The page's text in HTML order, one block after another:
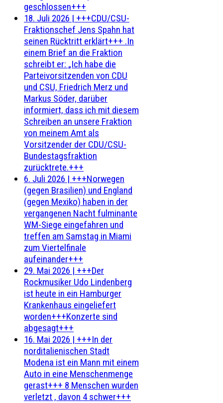
geschlossen+++
18. Juli 2026 | +++CDU/CSU-
Fraktionschef Jens Spahn hat
seinen Rücktritt erklärt+++ .In
einem Brief an die Fraktion
schreibt er: „Ich habe die
Parteivorsitzenden von CDU
und CSU, Friedrich Merz und
Markus Söder, darüber
informiert, dass ich mit diesem
Schreiben an unsere Fraktion
von meinem Amt als
Vorsitzender der CDU/CSU-
Bundestagsfraktion
zurücktrete.+++
6. Juli 2026 | +++Norwegen
(gegen Brasilien) und England
(gegen Mexiko) haben in der
vergangenen Nacht fulminante
WM-Siege eingefahren und
treffen am Samstag in Miami
zum Viertelfinale
aufeinander+++
29. Mai 2026 | +++Der
Rockmusiker Udo Lindenberg
ist heute in ein Hamburger
Krankenhaus eingeliefert
worden+++Konzerte sind
abgesagt+++
16. Mai 2026 | +++In der
norditalienischen Stadt
Modena ist ein Mann mit einem
Auto in eine Menschenmenge
gerast+++ 8 Menschen wurden
verletzt , davon 4 schwer+++